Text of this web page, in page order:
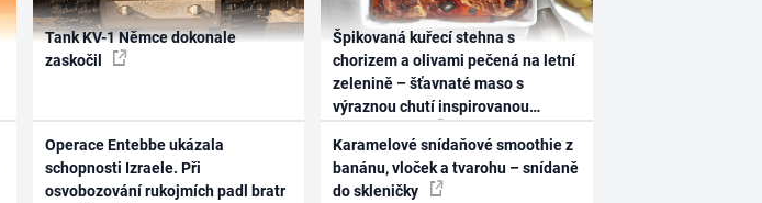
Tank KV-1 Němce dokonale
zaskočil
Operace Entebbe ukázala
schopnosti Izraele. Při
osvobozování rukojmích padl bratr
Špikovaná kuřecí stehna s
chorizem a olivami pečená na letní
zelenině – šťavnaté maso s
výraznou chutí inspirovanou
Karamelové snídaňové smoothie z
banánu, vloček a tvarohu – snídaně
do skleničky